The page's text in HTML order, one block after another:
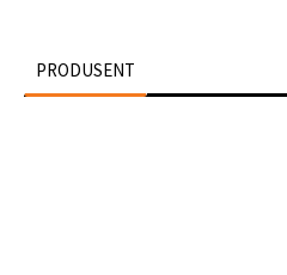
PRODUSENT